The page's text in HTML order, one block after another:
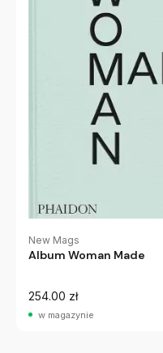
New Mags
Album Woman Made
254.00 zł
w magazynie